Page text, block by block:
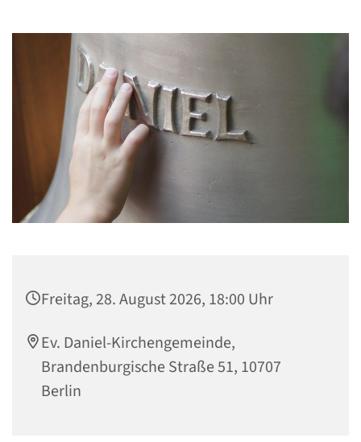
Freitag, 28. August 2026, 18:00 Uhr
Ev. Daniel-Kirchengemeinde,
Brandenburgische Straße 51, 10707
Berlin